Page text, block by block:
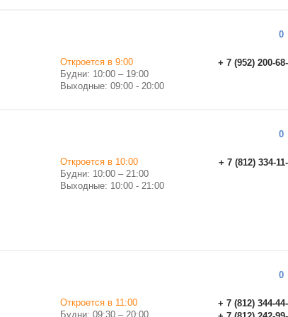
0
+ 7 (952) 200-
Откроется в 9:00
Будни: 10:00 – 19:00
Выходные: 09:00 - 20:00
0
+ 7 (812) 334-
Откроется в 10:00
Будни: 10:00 – 21:00
Выходные: 10:00 - 21:00
0
+ 7 (812) 344-
Откроется в 11:00
Будни: 09:30 – 20:00